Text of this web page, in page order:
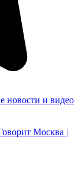
новости и видео
Москва |